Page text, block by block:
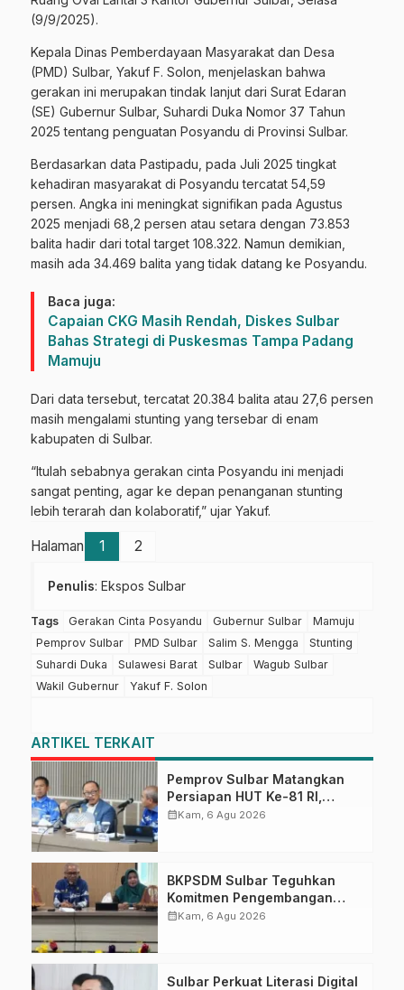
(9/9/2025).
Kepala Dinas Pemberdayaan Masyarakat dan Desa
(PMD) Sulbar, Yakuf F. Solon, menjelaskan bahwa
gerakan ini merupakan tindak lanjut dari Surat Edaran
(SE) Gubernur Sulbar, Suhardi Duka Nomor 37 Tahun
2025 tentang penguatan Posyandu di Provinsi Sulbar.
Berdasarkan data Pastipadu, pada Juli 2025 tingkat
kehadiran masyarakat di Posyandu tercatat 54,59
persen. Angka ini meningkat signifikan pada Agustus
2025 menjadi 68,2 persen atau setara dengan 73.853
balita hadir dari total target 108.322. Namun demikian,
masih ada 34.469 balita yang tidak datang ke Posyandu.
Baca juga:
Capaian CKG Masih Rendah, Diskes Sulbar
Bahas Strategi di Puskesmas Tampa Padang
Mamuju
Dari data tersebut, tercatat 20.384 balita atau 27,6 persen
masih mengalami stunting yang tersebar di enam
kabupaten di Sulbar.
“Itulah sebabnya gerakan cinta Posyandu ini menjadi
sangat penting, agar ke depan penanganan stunting
lebih terarah dan kolaboratif,” ujar Yakuf.
Halaman 1 2
Penulis: Ekspos Sulbar
Tags Gerakan Cinta Posyandu Gubernur Sulbar
Mamuju
Pemprov Sulbar
PMD Sulbar Salim S. Mengga
Stunting
Suhardi Duka
Sulawesi Barat Sulbar
Wagub Sulbar
Wakil Gubernur
Yakuf F. Solon
ARTIKEL TERKAIT
Pemprov Sulbar Matangkan
Persiapan HUT Ke-81 RI,
Puncak Upacara di Lapangan
calendar_monthKam, 6 Agu 2026
BKPSDM Sulbar Teguhkan
Komitmen Pengembangan
Kompetensi ASN melalui
calendar_monthKam, 6 Agu 2026
Sulbar Perkuat Literasi Digital